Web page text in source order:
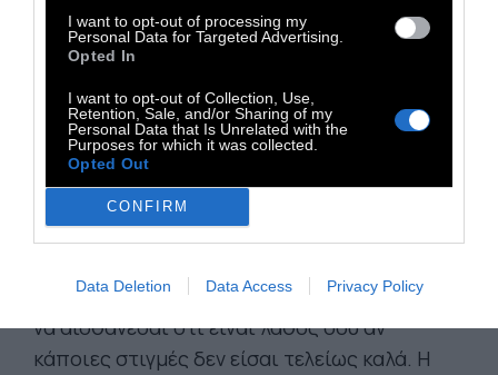
I want to opt-out of processing my
Personal Data for Targeted Advertising.
Opted In
I want to opt-out of Collection, Use,
Retention, Sale, and/or Sharing of my
Personal Data that Is Unrelated with the
Purposes for which it was collected.
Opted Out
CONFIRM
Data Deletion Data Access Privacy Policy
αγαπημένου προσώπου.
συναισθήματα που τον συνοδεύουν: θλίψη,
θυμό, φόβο, ενοχή... Κάποιοι θα σου πουν:
«Πρέπει να φανείς δυνατός». Μην τους
δώσεις σημασία. Δεν είναι ανάγκη να φανείς
τίποτα, μη σταματήσεις να είσαι όπως
εξηγήσεις, ούτε να ζητάς την άδεια. Ούτε και
να αισθάνεσαι ότι είναι λάθος σου αν
κάποιες στιγμές δεν είσαι τελείως καλά. Η